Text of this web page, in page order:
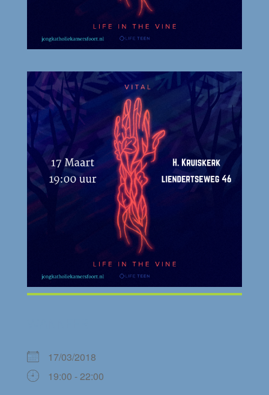
17/03/2018
19:00 - 22:00